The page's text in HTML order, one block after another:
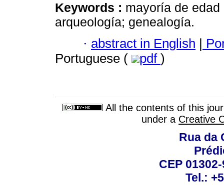
Keywords : mayoría de
arqueología; genealogía.
· abstract in English |
Portuguese (
pdf )
All the contents of this
under a Creative
Rua da
CEP
Tel.: